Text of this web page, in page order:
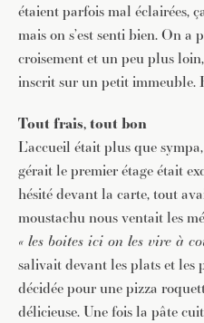
étaient parfois mal éclairées,
mais on s’est senti bien. On
croisement et un peu plus
inscrit sur un petit immeuble.
Tout frais, tout bon
L’accueil était plus que
gérait le premier étage était
hésité devant la carte, tout
moustachu nous ventait les
« les boites ici on les vire à
salivait devant les plats et les
décidée pour une pizza
délicieuse. Une fois la pâte